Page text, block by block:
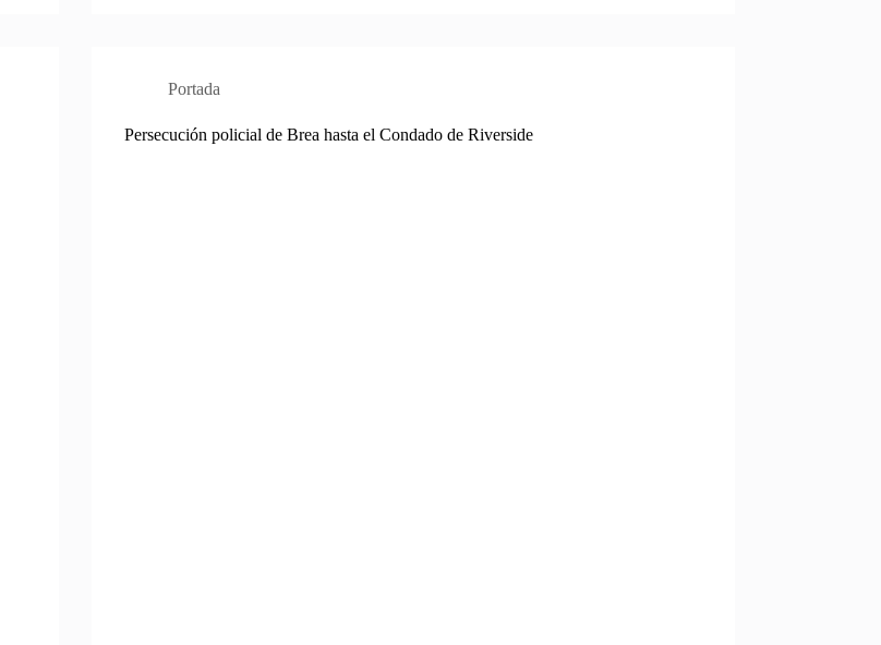
Portada
Persecución policial de Brea hasta el Condado de Riverside